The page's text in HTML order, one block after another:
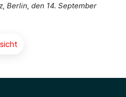
Berlin, den 14. September